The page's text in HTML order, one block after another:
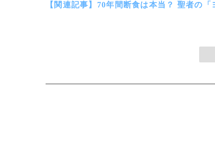
【関連記事】70年間断食は本当？ 聖者の